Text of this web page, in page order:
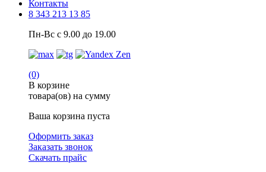
Контакты
8 343 213 13 85
Пн-Вс с 9.00 до 19.00
(0)
В корзине
товара(ов) на сумму
Ваша корзина пуста
Оформить заказ
Заказать звонок
Скачать прайс